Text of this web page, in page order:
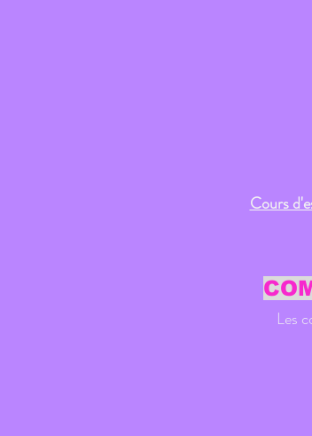
Cours
Les